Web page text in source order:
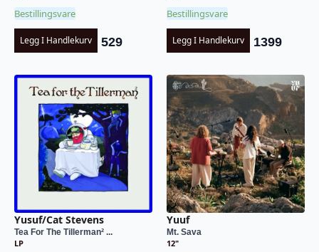
Bestillingsvare
Legg I Handlekurv 529
Bestillingsvare
Legg I Handlekurv 1399
Yusuf/Cat Stevens
Tea For The Tillerman² ...
LP
Yuuf
Mt. Sava
12"